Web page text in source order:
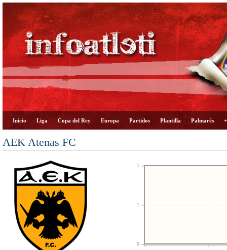
Inicio Liga Copa del Rey Europa Partidos Plantilla Palmarés
AEK Atenas FC
0
1
1